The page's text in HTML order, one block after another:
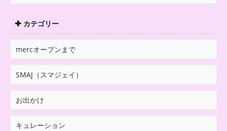
カテゴリー
mercオープンまで
SMAJ（スマジェイ）
お出かけ
キュレーション